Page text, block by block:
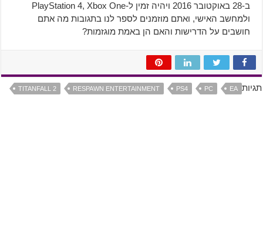
ב-28 באוקטובר 2016 ויהיה זמין ל-PlayStation 4, Xbox One
ולמחשב האישי, ואתם מוזמנים לספר לנו בתגובות מה אתם
חושבים על הדרישות והאם הן באמת מוגזמות?
תגיות EA
PC
PS4
RESPAWN ENTERTAINMENT
TITANFALL 2